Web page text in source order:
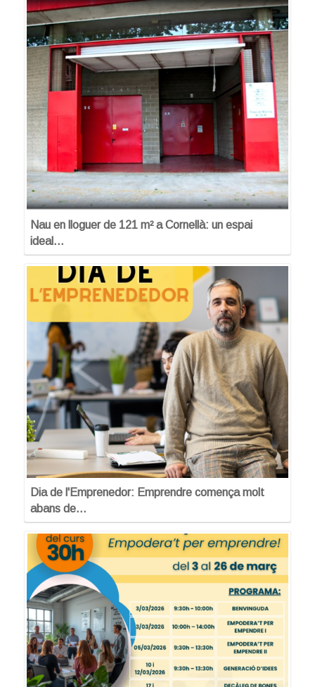
Nau en lloguer de 121 m² a Cornellà: un espai
ideal…
Dia de l'Emprenedor: Emprendre comença molt
abans de…